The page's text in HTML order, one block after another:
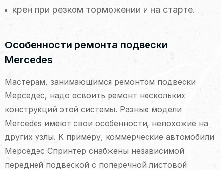
крен при резком торможении и на старте.
Особенности ремонта подвески
Mercedes
Мастерам, занимающимся ремонтом подвески
Мерседес, надо освоить ремонт нескольких
конструкций этой системы. Разные модели
Mercedes имеют свои особенности, непохожие на
других узлы. К примеру, коммерческие автомобили
Мерседес Спринтер снабжены независимой
передней подвеской с поперечной листовой